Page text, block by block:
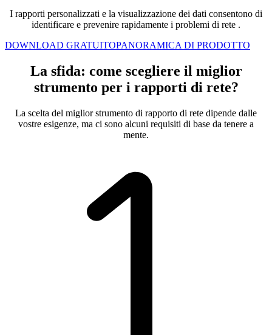
I rapporti personalizzati e la visualizzazione dei dati consentono di
identificare e prevenire rapidamente i problemi di rete .
DOWNLOAD GRATUITOPANORAMICA DI PRODOTTO
La sfida: come scegliere il miglior
strumento per i rapporti di rete?
La scelta del miglior strumento di rapporto di rete dipende dalle
vostre esigenze, ma ci sono alcuni requisiti di base da tenere a
mente.